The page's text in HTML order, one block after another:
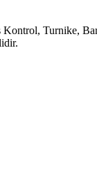
Kontrol, Turnike,